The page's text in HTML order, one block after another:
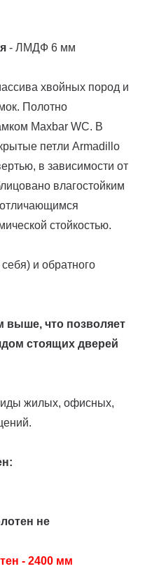
- ЛМДФ 6 мм
хвойных пород и
Полотно
Maxbar WC. В
петли Armadillo
в зависимости от
влагостойким
стойкостью.
и обратного
выше, что позволяет
стоящих дверей
жилых, офисных,
не
- 2400 мм